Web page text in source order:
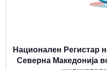
Национален Регистар
Северна Македонија